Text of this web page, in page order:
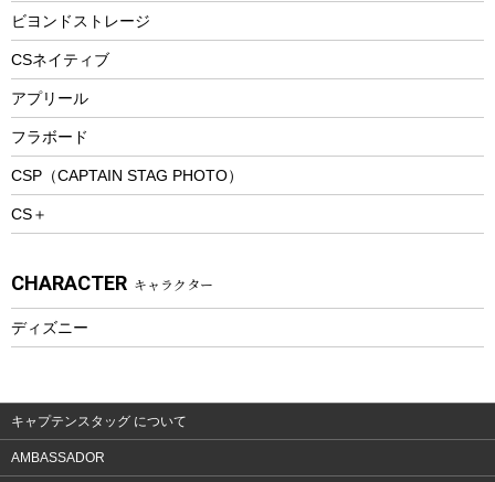
防寒ウェア
トレッキング
トレッキングアクセサリー
プレイグッズ
ウェルネス
ウェア、タオル
ウェア
ビヨンドストレージ
CSネイティブ
アプリール
フラボード
CSP（CAPTAIN STAG PHOTO）
CS＋
CHARACTER キャラクター
ディズニー
キャプテンスタッグ について
AMBASSADOR